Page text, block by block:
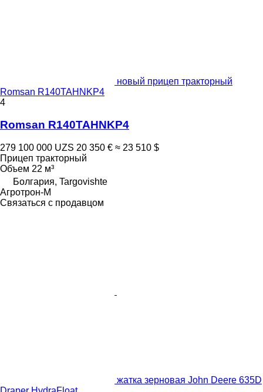
новый прицеп тракторный
Romsan R140TAHNKP4
4
Romsan R140TAHNKP4
279 100 000 UZS 20 350 € ≈ 23 510 $
Прицеп тракторный
Объем 22 м³
Болгария, Targovishte
Агротрон-М
Связаться с продавцом
жатка зерновая John Deere 635D